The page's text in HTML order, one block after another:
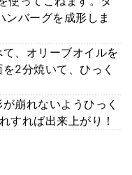
バーグを成形しま
、オリーブオイルを
2分焼いて、ひっく
崩れないようひっく
すれば出来上がり！